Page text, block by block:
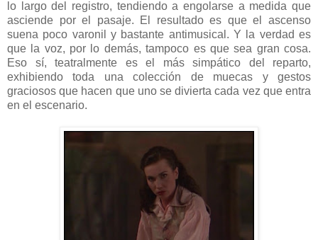
lo largo del registro, tendiendo a engolarse a medida que
asciende por el pasaje. El resultado es que el ascenso
suena poco varonil y bastante antimusical. Y la verdad es
que la voz, por lo demás, tampoco es que sea gran cosa.
Eso sí, teatralmente es el más simpático del reparto,
exhibiendo toda una colección de muecas y gestos
graciosos que hacen que uno se divierta cada vez que entra
en el escenario.